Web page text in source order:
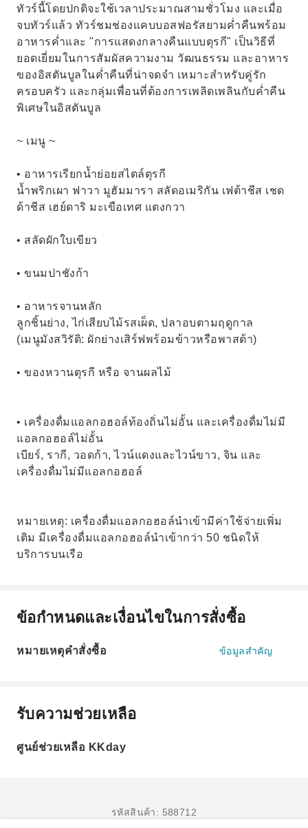
ทัวร์นี้โดยปกติจะใช้เวลาประมาณสามชั่วโมง และเมื่อ
จบทัวร์แล้ว ทัวร์ชมช่องแคบบอสฟอรัสยามค่ำคืนพร้อม
อาหารค่ำและ "การแสดงกลางคืนแบบตุรกี" เป็นวิธีที่
ยอดเยี่ยมในการสัมผัสความงาม วัฒนธรรม และอาหาร
ของอิสตันบูลในค่ำคืนที่น่าจดจำ เหมาะสำหรับคู่รัก
ครอบครัว และกลุ่มเพื่อนที่ต้องการเพลิดเพลินกับค่ำคืน
พิเศษในอิสตันบูล
~ เมนู ~
• อาหารเรียกน้ำย่อยสไตล์ตุรกี
น้ำพริกเผา ฟาวา มูฮัมมารา สลัดอเมริกัน เฟต้าชีส เชด
ด้าชีส เฮย์ดาริ มะเขือเทศ แตงกวา
• สลัดผักใบเขียว
• ขนมปาชังก้า
• อาหารจานหลัก
ลูกชิ้นย่าง, ไก่เสียบไม้รสเผ็ด, ปลาอบตามฤดูกาล
(เมนูมังสวิรัติ: ผักย่างเสิร์ฟพร้อมข้าวหรือพาสต้า)
• ของหวานตุรกี หรือ จานผลไม้
• เครื่องดื่มแอลกอฮอล์ท้องถิ่นไม่อั้น และเครื่องดื่มไม่มี
แอลกอฮอล์ไม่อั้น
เบียร์, รากี, วอดก้า, ไวน์แดงและไวน์ขาว, จิน และ
เครื่องดื่มไม่มีแอลกอฮอล์
หมายเหตุ: เครื่องดื่มแอลกอฮอล์นำเข้ามีค่าใช้จ่ายเพิ่ม
เติม มีเครื่องดื่มแอลกอฮอล์นำเข้ากว่า 50 ชนิดให้
บริการบนเรือ
ข้อกำหนดและเงื่อนไขในการสั่งซื้อ
หมายเหตุคำสั่งซื้อ ข้อมูลสำคัญ
รับความช่วยเหลือ
ศูนย์ช่วยเหลือ KKday
รหัสสินค้า: 588712